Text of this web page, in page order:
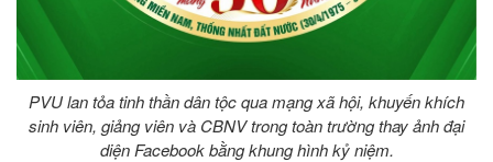
PVU lan tỏa tinh thần dân tộc qua mạng xã hội, khuyến khích
sinh viên, giảng viên và CBNV trong toàn trường thay ảnh đại
diện Facebook bằng khung hình kỷ niệm.